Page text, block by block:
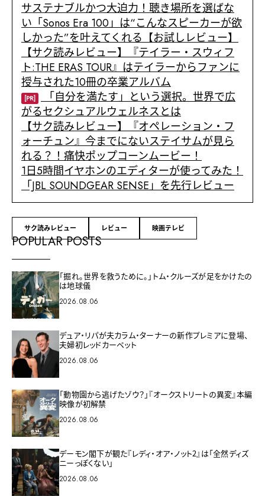
サステナブルかつ大迫力！聴き場所を選ばな
い「Sonos Era 100」は“こんなスピーカーが欲
しかった”を叶えてくれる【お試しレビュー】
【サク読みレビュー】『テイラー・スウィフ
ト:THE ERAS TOUR』はテイラーからファンに
授与された10冊の卒業アルバム
[PR] 「自分を満たす」という選択。世界で広
がるセクシュアルウェルネスとは
【サク読みレビュー】『オペレーション・フ
ォーチュン』今までにないステイサムが見ら
れる？！痛快ポップコーンムービー！
1日5時間イヤホンのエディターが使ってみた！
「JBL SOUNDGEAR SENSE」を先行レビュー
サク読みレビュー レビュー 映画テレビ
POPULAR POSTS
「掘れ。世界を救うために。」トム・クルーズが足をかけたの
は地球儀
2026.08.06
デュア・リパが夫カラム・ターナーの新作プレミアに登場、
夫婦初レッドカーペット
2026.08.06
「動物園から逃げたゾウ？」『オークストリートの異変』本編
映像が初解禁
2026.08.06
デーモン閣下が観た『レディ・オア・ノット2』は「全然ディズ
ニーっぽくない」
2026.08.06